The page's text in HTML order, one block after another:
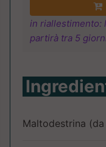
in riallestimento:
partirà tra 5
Maltodestrina (da